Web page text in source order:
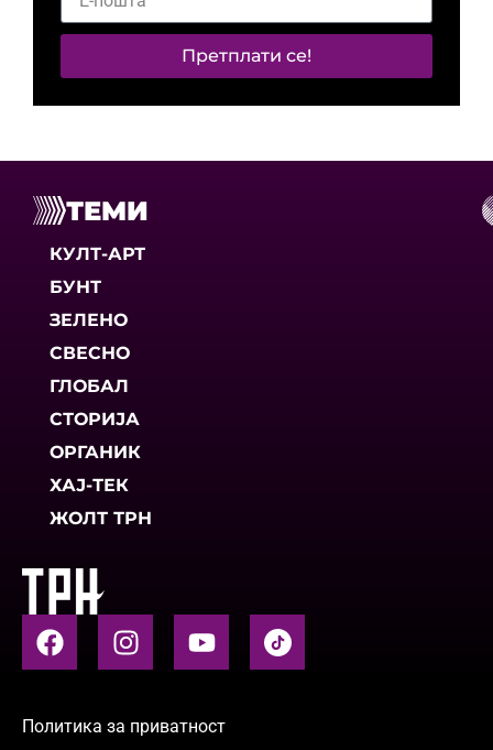
Претплати се!
ТЕМИ
КУЛТ-АРТ
БУНТ
ЗЕЛЕНО
СВЕСНО
ГЛОБАЛ
СТОРИЈА
ОРГАНИК
ХАЈ-ТЕК
ЖОЛТ ТРН
Политика за приватност